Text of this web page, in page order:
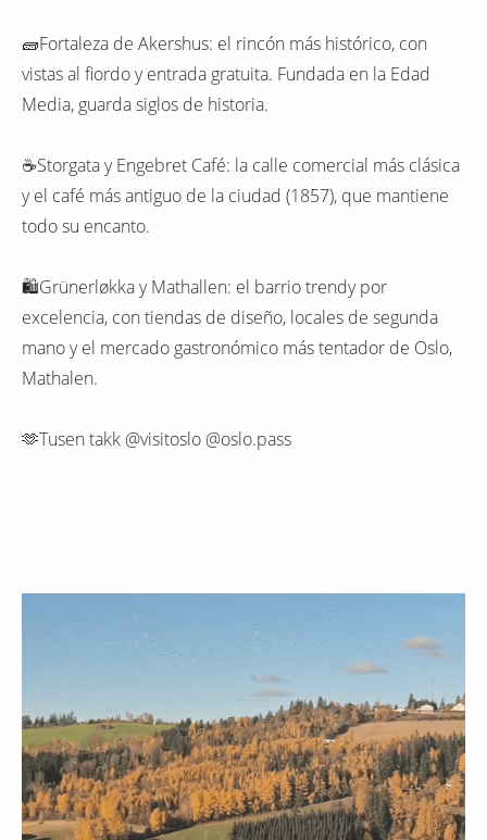
🧱Fortaleza de Akershus: el rincón más histórico, con
vistas al fiordo y entrada gratuita. Fundada en la Edad
Media, guarda siglos de historia.
☕️Storgata y Engebret Café: la calle comercial más clásica
y el café más antiguo de la ciudad (1857), que mantiene
todo su encanto.
🛍Grünerløkka y Mathallen: el barrio trendy por
excelencia, con tiendas de diseño, locales de segunda
mano y el mercado gastronómico más tentador de Oslo,
Mathalen.
🫶Tusen takk @visitoslo @oslo.pass